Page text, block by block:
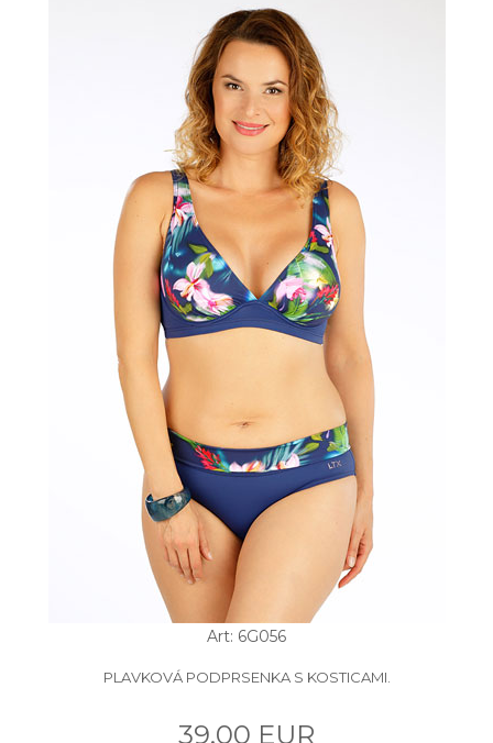
Art: 6G056
PLAVKOVÁ PODPRSENKA S KOSTICAMI.
39.00 EUR